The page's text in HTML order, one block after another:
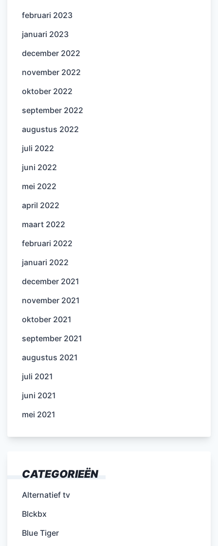
februari 2023
januari 2023
december 2022
november 2022
oktober 2022
september 2022
augustus 2022
juli 2022
juni 2022
mei 2022
april 2022
maart 2022
februari 2022
januari 2022
december 2021
november 2021
oktober 2021
september 2021
augustus 2021
juli 2021
juni 2021
mei 2021
CATEGORIEËN
Alternatief tv
Blckbx
Blue Tiger